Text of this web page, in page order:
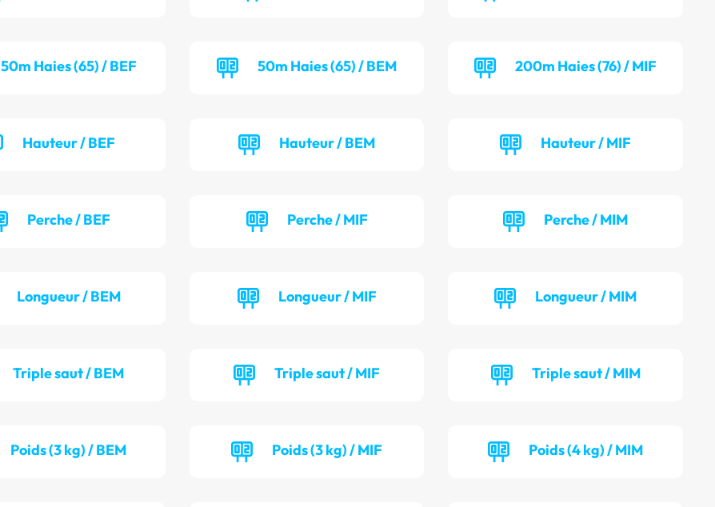
50m Haies (65) / BEF 50m Haies (65) / BEM 200m Haies (76) / MIF
Hauteur / BEF Hauteur / BEM Hauteur / MIF
Perche / BEF Perche / MIF Perche / MIM
Longueur / BEM Longueur / MIF Longueur / MIM
Triple saut / BEM Triple saut / MIF Triple saut / MIM
Poids (3 kg) / BEM Poids (3 kg) / MIF Poids (4 kg) / MIM